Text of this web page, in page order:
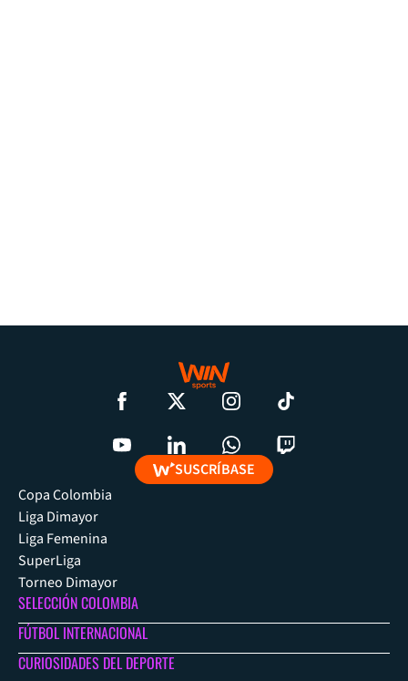
SUSCRÍBASE
Copa Colombia
Liga Dimayor
Liga Femenina
SuperLiga
Torneo Dimayor
SELECCIÓN COLOMBIA
FÚTBOL INTERNACIONAL
CURIOSIDADES DEL DEPORTE